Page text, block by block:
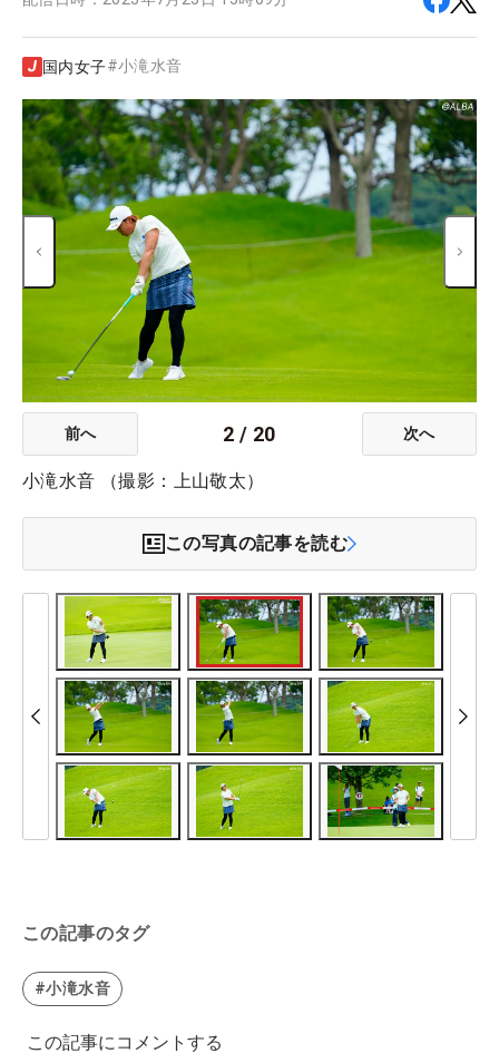
国内女子#小滝水音
前へ 2 / 20 次へ
小滝水音 （撮影：上山敬太）
この写真の記事を読む
この記事のタグ
#小滝水音